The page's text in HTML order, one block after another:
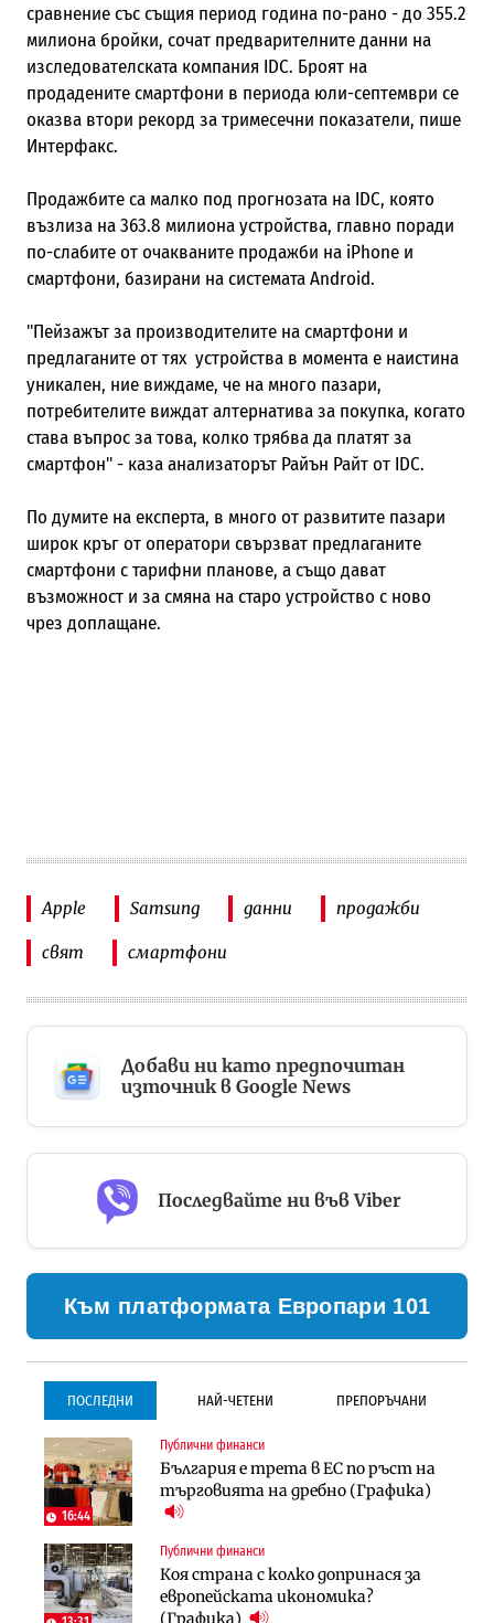
сравнение със същия период година по-рано - до 355.2
милиона бройки, сочат предварителните данни на
изследователската компания IDC. Броят на
продадените смартфони в периода юли-септември се
оказва втори рекорд за тримесечни показатели, пише
Интерфакс.
Продажбите са малко под прогнозата на IDC, която
възлиза на 363.8 милиона устройства, главно поради
по-слабите от очакваните продажби на iPhone и
смартфони, базирани на системата Android.
"Пейзажът за производителите на смартфони и
предлаганите от тях устройства в момента е наистина
уникален, ние виждаме, че на много пазари,
потребителите виждат алтернатива за покупка, когато
става въпрос за това, колко трябва да платят за
смартфон" - каза анализаторът Райън Райт от IDC.
По думите на експерта, в много от развитите пазари
широк кръг от оператори свързват предлаганите
смартфони с тарифни планове, а също дават
възможност и за смяна на старо устройство с ново
чрез доплащане.
Apple Samsung данни продажби
свят смартфони
Добави ни като предпочитан
източник в Google News
Последвайте ни във Viber
Към платформата Европари 101
ПОСЛЕДНИ НАЙ-ЧЕТЕНИ ПРЕПОРЪЧАНИ
16:44
Публични финанси
България е трета в ЕС по ръст на
търговията на дребно (Графика)
Публични финанси
Коя страна с колко допринася за
европейската икономика?
(Графика)
Градоустройство
Столична община избра
изпълнител за преместването на
трамвайното трасе по бул.
Инфраструктура
Проектирането на тунела под
Петрохан ще върви паралелно с
Инфраструктура
Проектирането на тунела под
Петрохан ще върви паралелно с
екологичните оценки
Компании
„Хювефарма“ подписа договор за
придобиване на Euroapi Italy